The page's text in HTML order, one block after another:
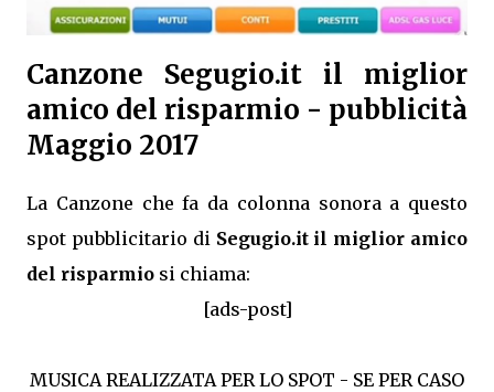
Canzone Segugio.it il miglior
amico del risparmio - pubblicità
Maggio 2017
La Canzone che fa da colonna sonora a questo
spot pubblicitario di Segugio.it il miglior amico
del risparmio si chiama:
[ads-post]
MUSICA REALIZZATA PER LO SPOT - SE PER CASO